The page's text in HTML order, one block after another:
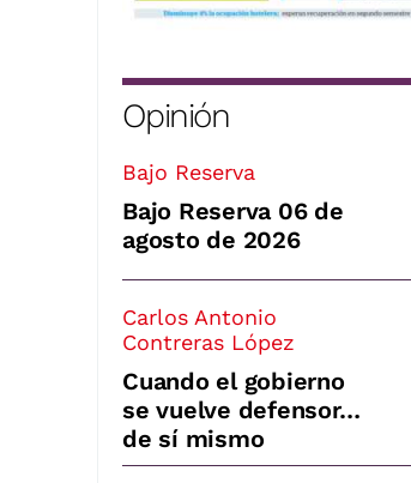
Opinión
Bajo Reserva
Bajo Reserva 06 de
agosto de 2026
Carlos Antonio
Contreras López
Cuando el gobierno
se vuelve defensor…
de sí mismo